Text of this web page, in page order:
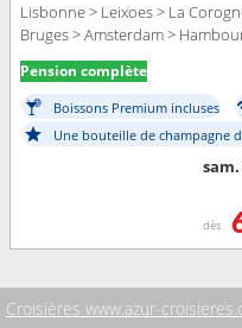
Lisbonne > Leixoes > La
Bruges > Amsterdam >
Pension complète
Boissons Premium incluses
Une bouteille de champagne
sam.
dès
Croisières www.azur-